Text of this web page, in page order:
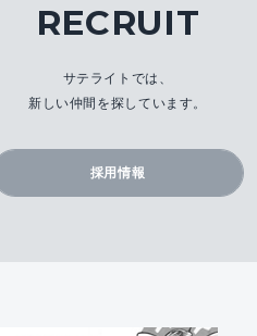
RECRUIT
サテライトでは、
新しい仲間を探しています。
採用情報